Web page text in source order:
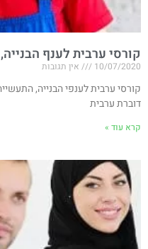
קורסי ערבית לענף
10/07/2020 אין תגובות
קורסי ערבית לענפי הבנייה,
דוברת ערבית
קרא עוד »